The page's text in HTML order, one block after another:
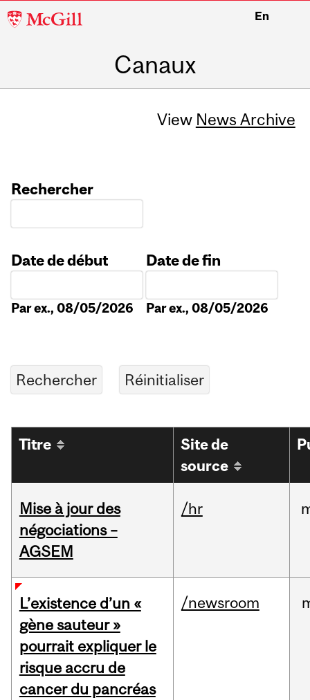
McGill
En
Canaux
View News Archive
Rechercher
Date de début
Par ex., 08/05/2026
Date de fin
Par ex., 08/05/2026
Titre
Site de
source
Mise à jour des
négociations –
AGSEM
/hr
L’existence d’un «
gène sauteur »
pourrait expliquer le
risque accru de
cancer du pancréas
/newsroom